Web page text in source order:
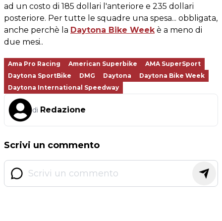
ad un costo di 185 dollari l'anteriore e 235 dollari
posteriore. Per tutte le squadre una spesa... obbligata,
anche perchè la Daytona Bike Weekè a meno di
due mesi..
Ama Pro Racing American Superbike
AMA SuperSport
Daytona SportBike
DMG Daytona
Daytona Bike Week
Daytona International Speedway
di Redazione
Scrivi un commento